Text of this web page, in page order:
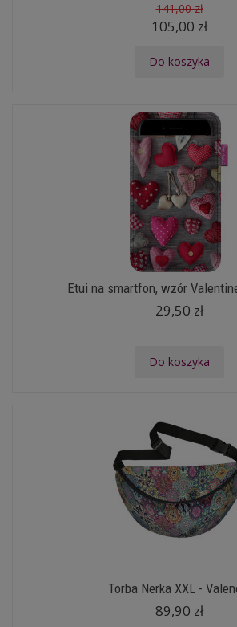
141,00 zł
105,00 zł
Do koszyka
Etui na smartfon, wzór
29,50 zł
Do koszyka
Torba Nerka XXL -
89,90 zł